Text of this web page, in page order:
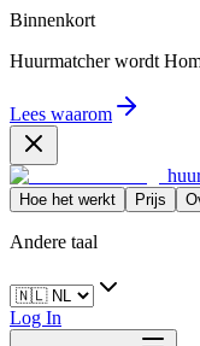
Binnenkort
Huurmatcher wordt
Lees waarom
Hoe het werkt Prijs
Andere taal
Log In